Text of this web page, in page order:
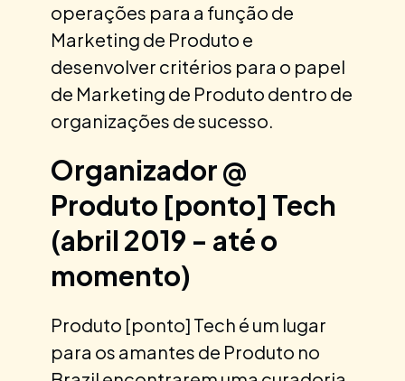
operações para a função de
Marketing de Produto e
desenvolver critérios para o papel
de Marketing de Produto dentro de
organizações de sucesso.
Organizador @
Produto [ponto] Tech
(abril 2019 - até o
momento)
Produto [ponto] Tech é um lugar
para os amantes de Produto no